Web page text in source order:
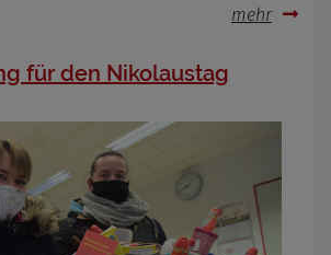
mehr
für den Nikolaustag